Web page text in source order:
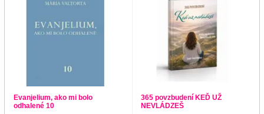
Evanjelium, ako mi bolo
odhalené 10
365 povzbudení KEĎ UŽ
NEVLÁDZEŠ